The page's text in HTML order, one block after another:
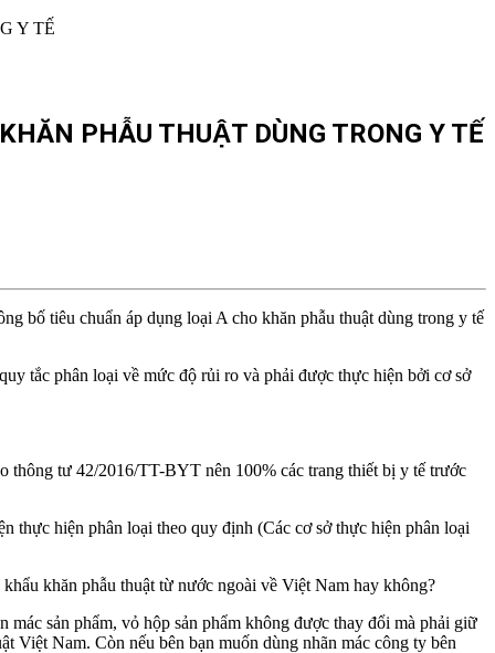
PHẪU THUẬT DÙNG TRONG Y TẾ
bố tiêu chuẩn áp dụng loại A cho khăn phẫu thuật dùng trong y tế
tắc phân loại về mức độ rủi ro và phải được thực hiện bởi cơ sở
thông tư 42/2016/TT-BYT nên 100% các trang thiết bị y tế trước
thực hiện phân loại theo quy định (Các cơ sở thực hiện phân loại
khăn phẫu thuật từ nước ngoài về Việt Nam hay không?
sản phẩm, vỏ hộp sản phẩm không được thay đổi mà phải giữ
Việt Nam. Còn nếu bên bạn muốn dùng nhãn mác công ty bên